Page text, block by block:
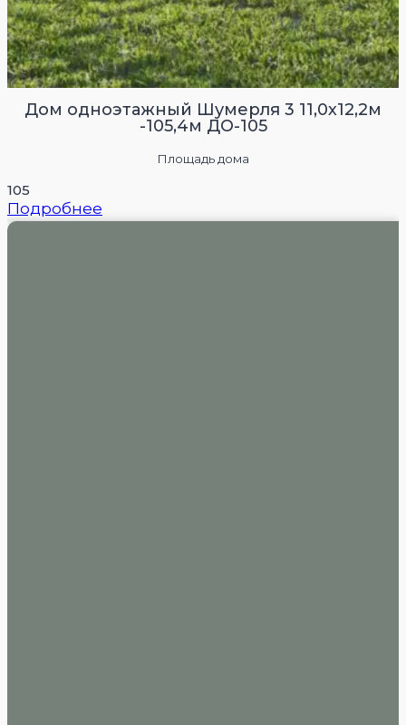
Дом одноэтажный Шумерля 3 11,0х12,2м
-105,4м ДО-105
Площадь дома
105
Подробнее